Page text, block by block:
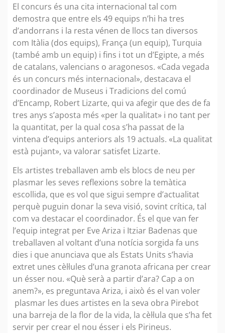
El concurs és una cita internacional tal com
demostra que entre els 49 equips n’hi ha tres
d’andorrans i la resta vénen de llocs tan diversos
com Itàlia (dos equips), França (un equip), Turquia
(també amb un equip) i fins i tot un d’Egipte, a més
de catalans, valencians o aragonesos. «Cada vegada
és un concurs més internacional», destacava el
coordinador de Museus i Tradicions del comú
d’Encamp, Robert Lizarte, qui va afegir que des de fa
tres anys s’aposta més «per la qualitat» i no tant per
la quantitat, per la qual cosa s’ha passat de la
vintena d’equips anteriors als 19 actuals. «La qualitat
està pujant», va valorar satisfet Lizarte.
Els artistes treballaven amb els blocs de neu per
plasmar les seves reflexions sobre la temàtica
escollida, que es vol que sigui sempre d’actualitat
perquè puguin donar la seva visió, sovint crítica, tal
com va destacar el coordinador. És el que van fer
l’equip integrat per Eve Ariza i Itziar Badenas que
treballaven al voltant d’una notícia sorgida fa uns
dies i que anunciava que als Estats Units s’havia
extret unes cèl·lules d’una granota africana per crear
un ésser nou. «Què serà a partir d’ara? Cap a on
anem?», es preguntava Ariza, i això és el van voler
plasmar les dues artistes en la seva obra Pirebot
una barreja de la flor de la vida, la cèl·lula que s’ha fet
servir per crear el nou ésser i els Pirineus.